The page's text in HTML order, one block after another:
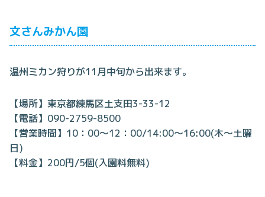
文さんみかん園
温州ミカン狩りが11月中旬から出来ます。
【場所】東京都練馬区土支田3-33-12
【電話】090-2759-8500
【営業時間】10：00～12：00/14:00～16:00(木～土曜
日)
【料金】200円/5個(入園料無料)